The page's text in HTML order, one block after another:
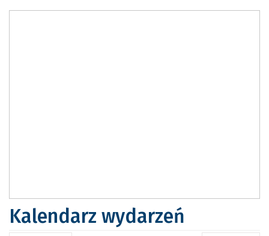
Kalendarz wydarzeń